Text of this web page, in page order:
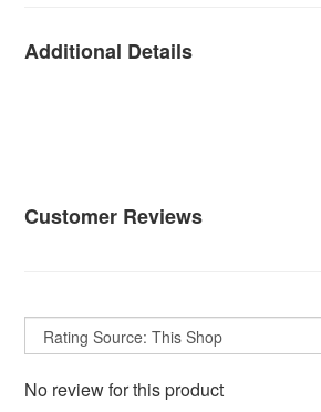
Additional Details
Customer Reviews
No review for this product